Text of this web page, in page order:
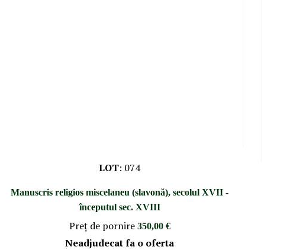
LOT: 074
Manuscris religios miscelaneu (slavonă), secolul XVII -
începutul sec. XVIII
Preţ de pornire 350,00 €
Neadjudecat fa o oferta